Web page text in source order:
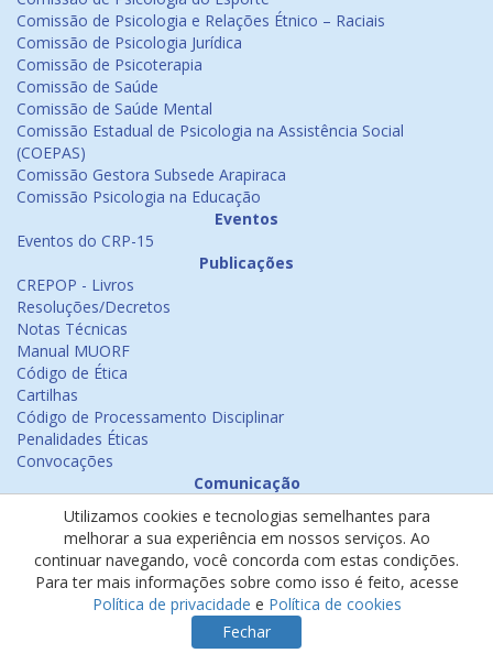
Comissão de Psicologia e Relações Étnico – Raciais
Comissão de Psicologia Jurídica
Comissão de Psicoterapia
Comissão de Saúde
Comissão de Saúde Mental
Comissão Estadual de Psicologia na Assistência Social
(COEPAS)
Comissão Gestora Subsede Arapiraca
Comissão Psicologia na Educação
Eventos
Eventos do CRP-15
Publicações
CREPOP - Livros
Resoluções/Decretos
Notas Técnicas
Manual MUORF
Código de Ética
Cartilhas
Código de Processamento Disciplinar
Penalidades Éticas
Convocações
Comunicação
Emissão de Certificados
Psicologia na Mídia
Ouvidoria
Política de cookies
Política de privacidade
Utilizamos cookies e tecnologias semelhantes para
melhorar a sua experiência em nossos serviços. Ao
continuar navegando, você concorda com estas condições.
Para ter mais informações sobre como isso é feito, acesse
Política de privacidade e Política de cookies
Fechar